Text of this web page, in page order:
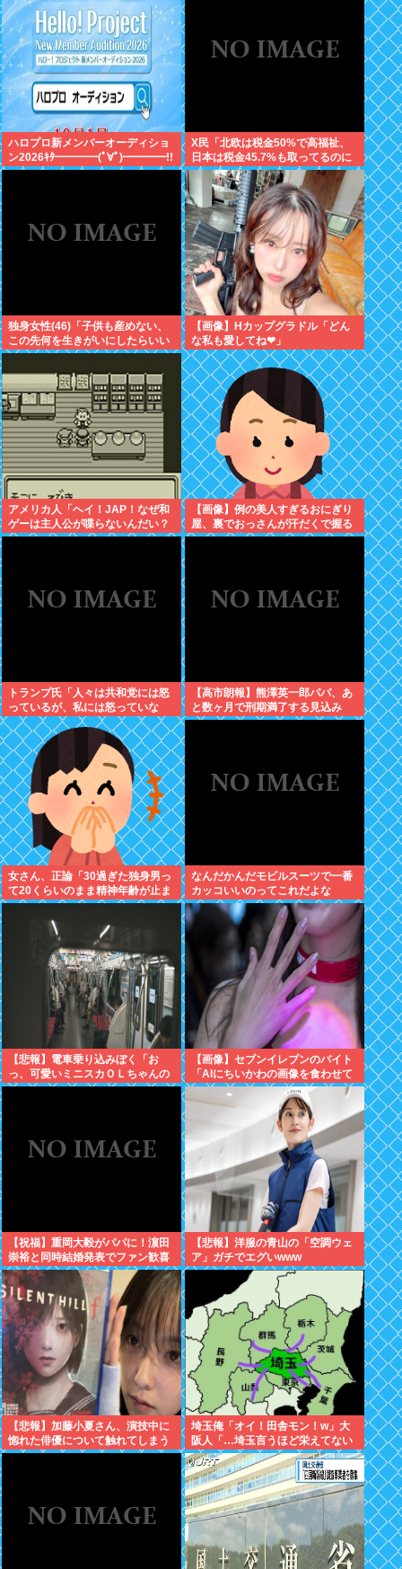
ハロプロ新メンバーオーディショ
ン2026ｷﾀ━━━━(ﾟ∀ﾟ)━━━━!!
X民「北欧は税金50%で高福祉、
日本は税金45.7%も取ってるのに
低福祉、おかしいよ」 11万いいね
独身女性(46)「子供も産めない、
この先何を生きがいにしたらいい
の？」
【画像】Hカップグラドル「どん
な私も愛してね❤」
アメリカ人「ヘイ！JAP！なぜ和
ゲーは主人公が喋らないんだい？
異様だよ？」
【画像】例の美人すぎるおにぎり
屋、裏でおっさんが汗だくで握る
超ド級の共同作業だったwww
トランプ氏「人々は共和党には怒
っているが、私には怒っていな
い」
【高市朗報】熊澤英一郎パパ、あ
と数ヶ月で刑期満了する見込み
女さん、正論「30過ぎた独身男っ
て20くらいのまま精神年齢が止ま
っていて気持ち悪い」話題にwww
なんだかんだモビルスーツで一番
カッコいいのってこれだよな
【悲報】電車乗り込みぼく「お
っ、可愛いミニスカＯＬちゃんの
隣あいてんじゃん！座ったろ！」
【画像】セブンイレブンのバイト
「AIにちいかわの画像を食わせて
っと…できた！」⇒！
【祝福】重岡大毅がパパに！濵田
崇裕と同時結婚発表でファン歓喜
【悲報】洋服の青山の「空調ウェ
ア」ガチでエグいwww
【悲報】加藤小夏さん、演技中に
惚れた俳優について触れてしまう
埼玉俺「オイ！田舎モン！w」大
阪人「…埼玉言うほど栄えてない
やん」俺「でも、西やんw」